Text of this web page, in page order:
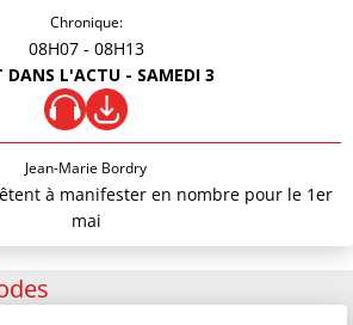
Chronique:
08H07 - 08H13
DANS L'ACTU - SAMEDI 3
Jean-Marie Bordry
à manifester en nombre pour le 1er
mai